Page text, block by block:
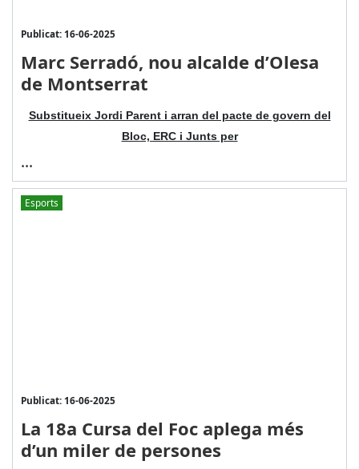
Publicat: 16-06-2025
Marc Serradó, nou alcalde d’Olesa
de Montserrat
Substitueix Jordi Parent i arran del pacte de govern del
Bloc, ERC i Junts per
...
Esports
Publicat: 16-06-2025
La 18a Cursa del Foc aplega més
d’un miler de persones